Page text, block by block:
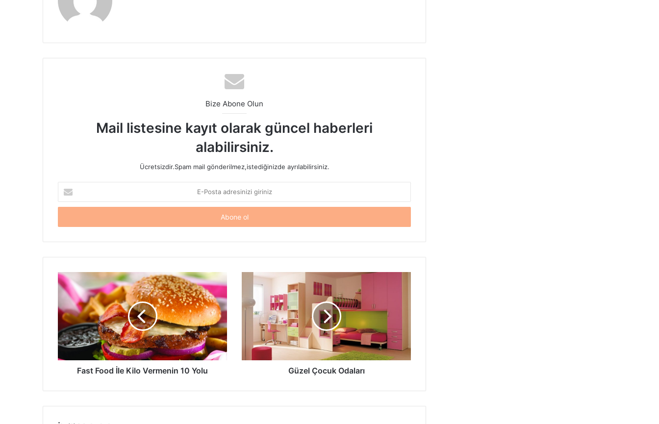
Bize Abone Olun
Mail listesine kayıt olarak güncel haberleri
alabilirsiniz.
Ücretsizdir.Spam mail gönderilmez,istediğinizde ayrılabilirsiniz.
Posta
adresinizi
Fast
Food
Kilo
Vermenin
10
Yolu
Fast Food İle Kilo Vermenin 10 Yolu
Güzel
Çocuk
Odaları
Güzel Çocuk Odaları